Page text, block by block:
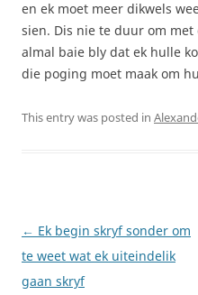
en ek moet meer dikwels
sien. Dis nie te duur om
almal baie bly dat ek hulle
die poging moet maak om
This entry was posted in
Post
navigation
← Ek begin skryf sonder om
te weet wat ek uiteindelik
gaan skryf